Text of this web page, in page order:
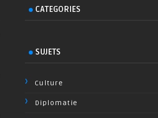
CATEGORIES
SUJETS
Culture
Diplomatie